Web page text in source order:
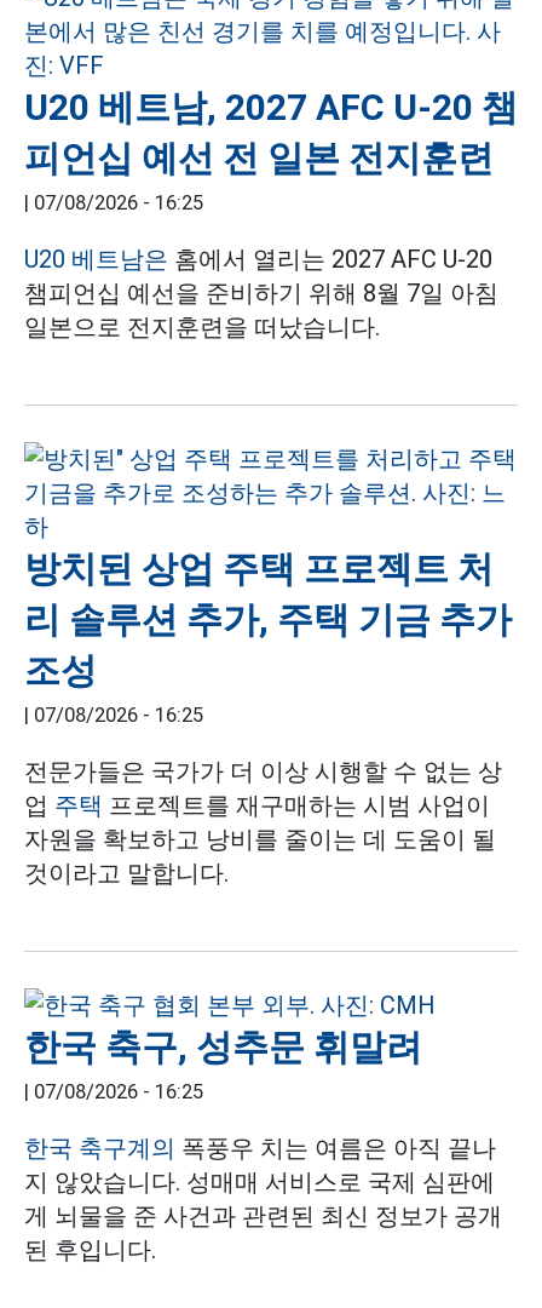
U20 베트남, 2027 AFC U-20 챔
피언십 예선 전 일본 전지훈련
| 07/08/2026 - 16:25
U20 베트남은 홈에서 열리는 2027 AFC U-20
챔피언십 예선을 준비하기 위해 8월 7일 아침
일본으로 전지훈련을 떠났습니다.
방치된 상업 주택 프로젝트 처
리 솔루션 추가, 주택 기금 추가
조성
| 07/08/2026 - 16:25
전문가들은 국가가 더 이상 시행할 수 없는 상
업 주택 프로젝트를 재구매하는 시범 사업이
자원을 확보하고 낭비를 줄이는 데 도움이 될
것이라고 말합니다.
한국 축구, 성추문 휘말려
| 07/08/2026 - 16:25
한국 축구계의 폭풍우 치는 여름은 아직 끝나
지 않았습니다. 성매매 서비스로 국제 심판에
게 뇌물을 준 사건과 관련된 최신 정보가 공개
된 후입니다.